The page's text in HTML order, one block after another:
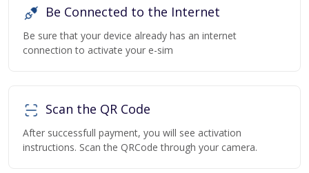
Be Connected to the Internet
Be sure that your device already has an internet
connection to activate your e-sim
Scan the QR Code
After successfull payment, you will see activation
instructions. Scan the QRCode through your camera.